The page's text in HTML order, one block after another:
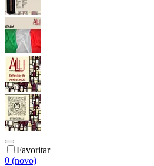
Favoritar
0 (novo)